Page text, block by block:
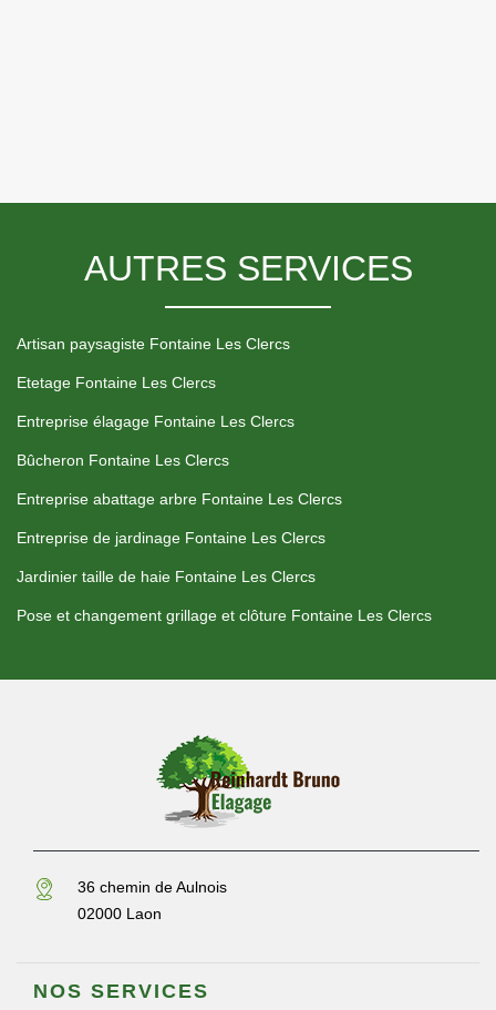
AUTRES SERVICES
Artisan paysagiste Fontaine Les Clercs
Etetage Fontaine Les Clercs
Entreprise élagage Fontaine Les Clercs
Bûcheron Fontaine Les Clercs
Entreprise abattage arbre Fontaine Les Clercs
Entreprise de jardinage Fontaine Les Clercs
Jardinier taille de haie Fontaine Les Clercs
Pose et changement grillage et clôture Fontaine Les Clercs
36 chemin de Aulnois
02000 Laon
NOS SERVICES